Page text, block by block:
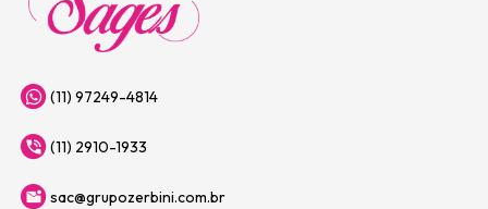
(11) 97249-4814
(11) 2910-1933
sac@grupozerbini.com.br